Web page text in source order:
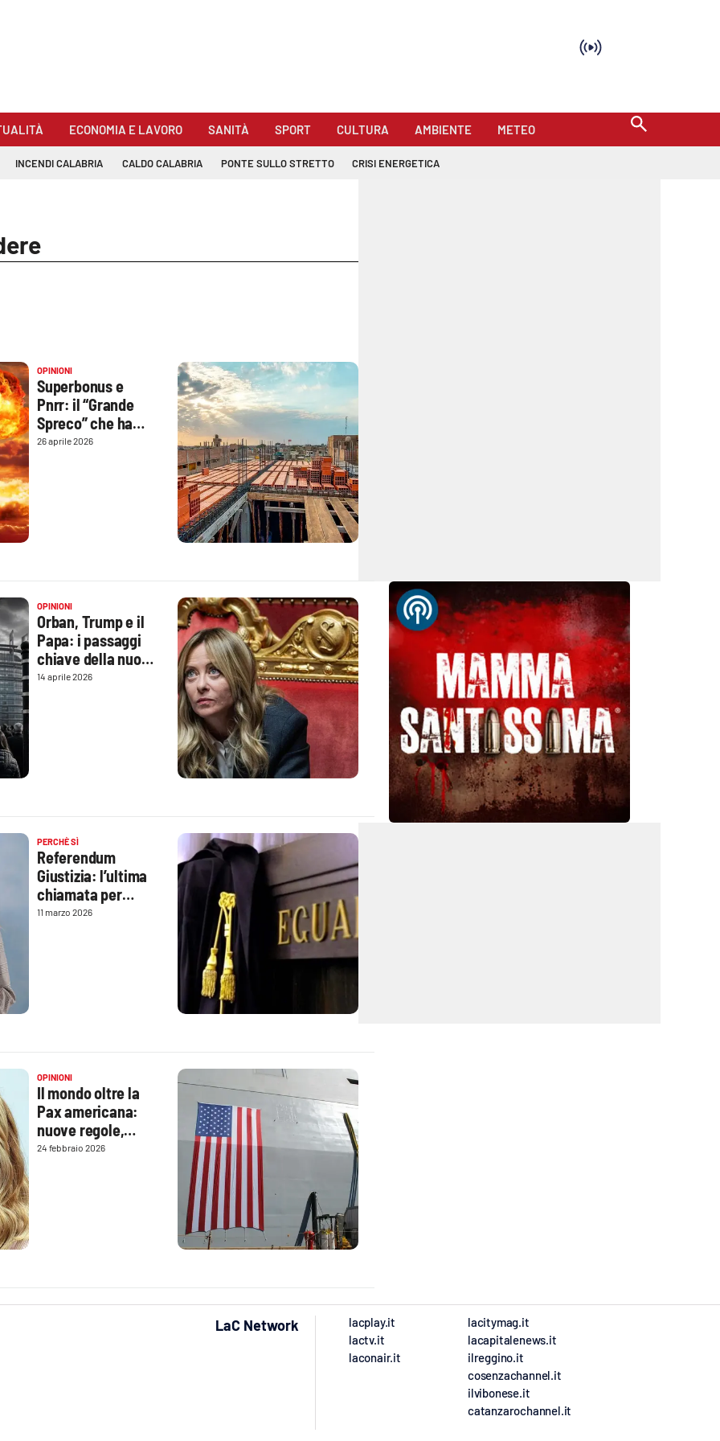
ECONOMIA E LAVORO SANITÀ SPORT CULTURA AMBIENTE METEO
INCENDI CALABRIA CALDO CALABRIA PONTE SULLO STRETTO CRISI ENERGETICA
OPINIONI
Superbonus e
Pnrr: il “Grande
Spreco” che ha
visto l’Italia
26 aprile 2026
OPINIONI
Orban, Trump e il
Papa: i passaggi
chiave della nuova
fase di Meloni
14 aprile 2026
PERCHÈ SÌ
Referendum
Giustizia: l’ultima
chiamata per
liberare la politica
11 marzo 2026
OPINIONI
Il mondo oltre la
Pax americana:
nuove regole,
vecchie illusioni
24 febbraio 2026
LaC Network
lacplay.it
lactv.it
laconair.it
lacitymag.it
lacapitalenews.it
ilreggino.it
cosenzachannel.it
ilvibonese.it
catanzarochannel.it